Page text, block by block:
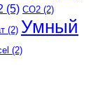
(5) СО2 (2)
(2) Умный
(2)